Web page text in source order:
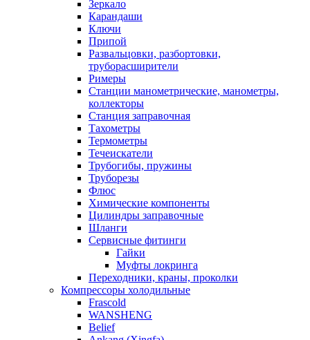
Зеркало
Карандаши
Ключи
Припой
Развальцовки, разбортовки,
труборасширители
Римеры
Станции манометрические, манометры,
коллекторы
Станция заправочная
Тахометры
Термометры
Течеискатели
Трубогибы, пружины
Труборезы
Флюс
Химические компоненты
Цилиндры заправочные
Шланги
Сервисные фитинги
Гайки
Муфты локринга
Переходники, краны, проколки
Компрессоры холодильные
Frascold
WANSHENG
Belief